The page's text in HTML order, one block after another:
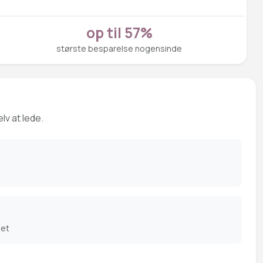
op til 57%
største besparelse nogensinde
at lede.